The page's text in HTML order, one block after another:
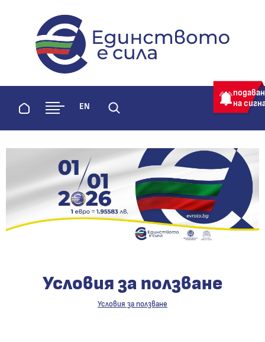
evroto.bgОфициална страница за приемане
Начало EN
на
Условия за ползване
Условия за ползване
Условия за ползване